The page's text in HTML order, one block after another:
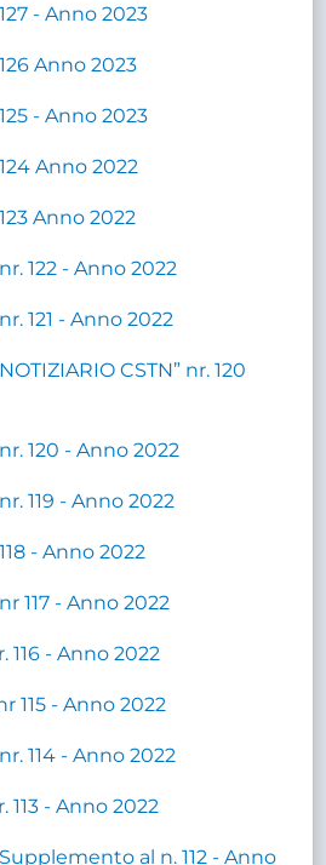
- Anno 2023
Anno 2023
- Anno 2023
Anno 2022
Anno 2022
122 - Anno 2022
121 - Anno 2022
CSTN” nr. 120
120 - Anno 2022
119 - Anno 2022
- Anno 2022
117 - Anno 2022
116 - Anno 2022
115 - Anno 2022
114 - Anno 2022
113 - Anno 2022
al n. 112 - Anno